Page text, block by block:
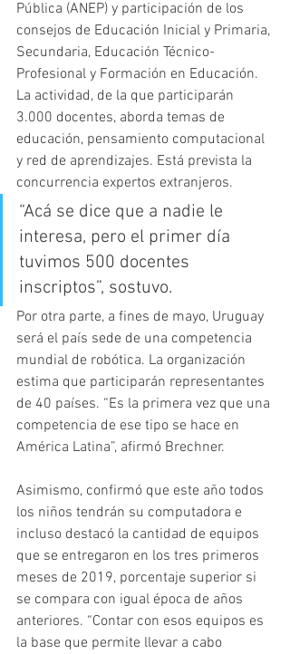
Pública (ANEP) y participación de los
consejos de Educación Inicial y Primaria,
Secundaria, Educación Técnico-
Profesional y Formación en Educación.
La actividad, de la que participarán
3.000 docentes, aborda temas de
educación, pensamiento computacional
y red de aprendizajes. Está prevista la
concurrencia expertos extranjeros.
“Acá se dice que a nadie le
interesa, pero el primer día
tuvimos 500 docentes
inscriptos”, sostuvo.
Por otra parte, a fines de mayo, Uruguay
será el país sede de una competencia
mundial de robótica. La organización
estima que participarán representantes
de 40 países. “Es la primera vez que una
competencia de ese tipo se hace en
América Latina”, afirmó Brechner.
Asimismo, confirmó que este año todos
los niños tendrán su computadora e
incluso destacó la cantidad de equipos
que se entregaron en los tres primeros
meses de 2019, porcentaje superior si
se compara con igual época de años
anteriores. “Contar con esos equipos es
la base que permite llevar a cabo